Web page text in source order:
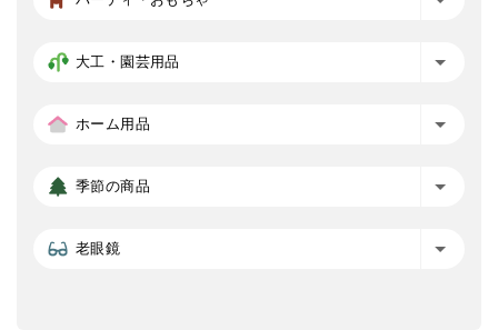
大工・園芸用品
ホーム用品
季節の商品
老眼鏡